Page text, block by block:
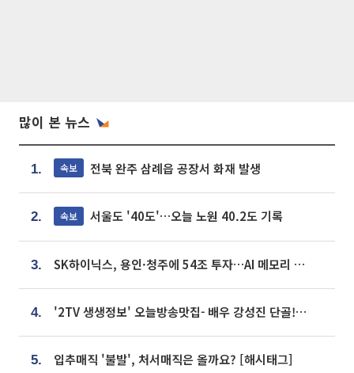
많이 본 뉴스
1. 속보 전북 완주 삼례읍 공장서 화재 발생
2. 속보 서울도 '40도'…오늘 노원 40.2도 기록
3. SK하이닉스, 용인·청주에 54조 투자…AI 메모리 생산기지 키운다
4. '2TV 생생정보' 오늘방송맛집- 배우 강성진 단골! 쌀국수ㆍ푸팟퐁 커리 맛집 '블○○○'
5. 입추매직 '불발', 처서매직은 올까요? [해시태그]